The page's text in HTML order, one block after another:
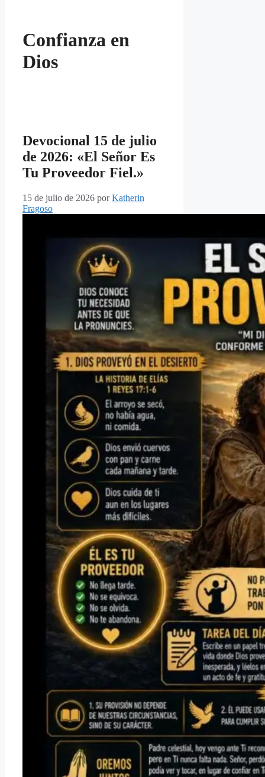
Confianza en
Dios
Devocional 15 de julio
de 2026: «El Señor Es
Tu Proveedor Fiel.»
15 de julio de 2026 porKatherin
Fragoso